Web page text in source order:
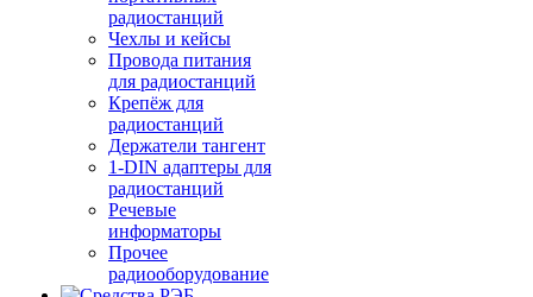
радиостанций
Чехлы и кейсы
Провода питания
для радиостанций
Крепёж для
радиостанций
Держатели тангент
1-DIN адаптеры для
радиостанций
Речевые
информаторы
Прочее
радиооборудование